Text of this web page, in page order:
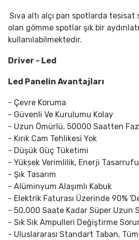
Sıva altı alçı pan spotlarda
olan gömme spotlar şık bir
kullanılabilmektedir.
Driver - Led
Led Panelin Avantajları
- Çevre Koruma
- Güvenli Ve Kurulumu Kolay
- Uzun Ömürlü, 50000 Saatten
- Kırık Cam Tehlikesi Yok
- Düşük Güç Tüketimi
- Yüksek Verimlilik, Enerji
- Şık Tasarım
- Alüminyum Alaşımlı Kabuk
- Elektrik Faturası Üzerinde 90%
- 50,000 Saate Kadar Süper Uzun
- Sık Sık Ampulleri Değiştirme
- Uluslararası Standart Taban,